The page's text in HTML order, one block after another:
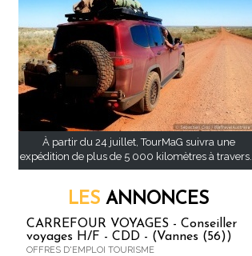
À partir du 24 juillet, TourMaG suivra une
expédition de plus de 5 000 kilomètres à travers...
LES ANNONCES
CARREFOUR VOYAGES - Conseiller
voyages H/F - CDD - (Vannes (56))
OFFRES D'EMPLOI TOURISME